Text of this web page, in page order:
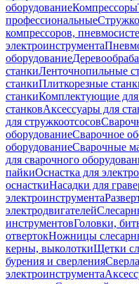
оборудованиеКомпрессоры
профессиональные
компрессоров,
электроинструмента
оборудование
станкиЛенточнопильные
станкиПлиткорезные
станкиКомплектующие для
станковАксессуары для
для стружкоотсосов
оборудованиеСварочное
оборудованиеСварочные
для сварочного
пайкиОснастка для
оснасткиНасадки для
электроинструмента
электродвигателей
инструментовГоловки,
отвертокНожницы
керны, выколоткиЩетки
бурения и сверления
электроинструмента